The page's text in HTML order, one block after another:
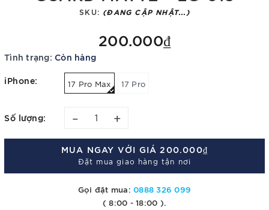
SKU: (ĐANG CẬP NHẬT...)
200.000₫
Tình trạng: Còn hàng
iPhone: 17 Pro Max 17 Pro
Số lượng: – +
MUA NGAY VỚI GIÁ200.000₫
Đặt mua giao hàng tận nơi
Gọi đặt mua:0888 326 099
( 8:00 - 18:00 ).